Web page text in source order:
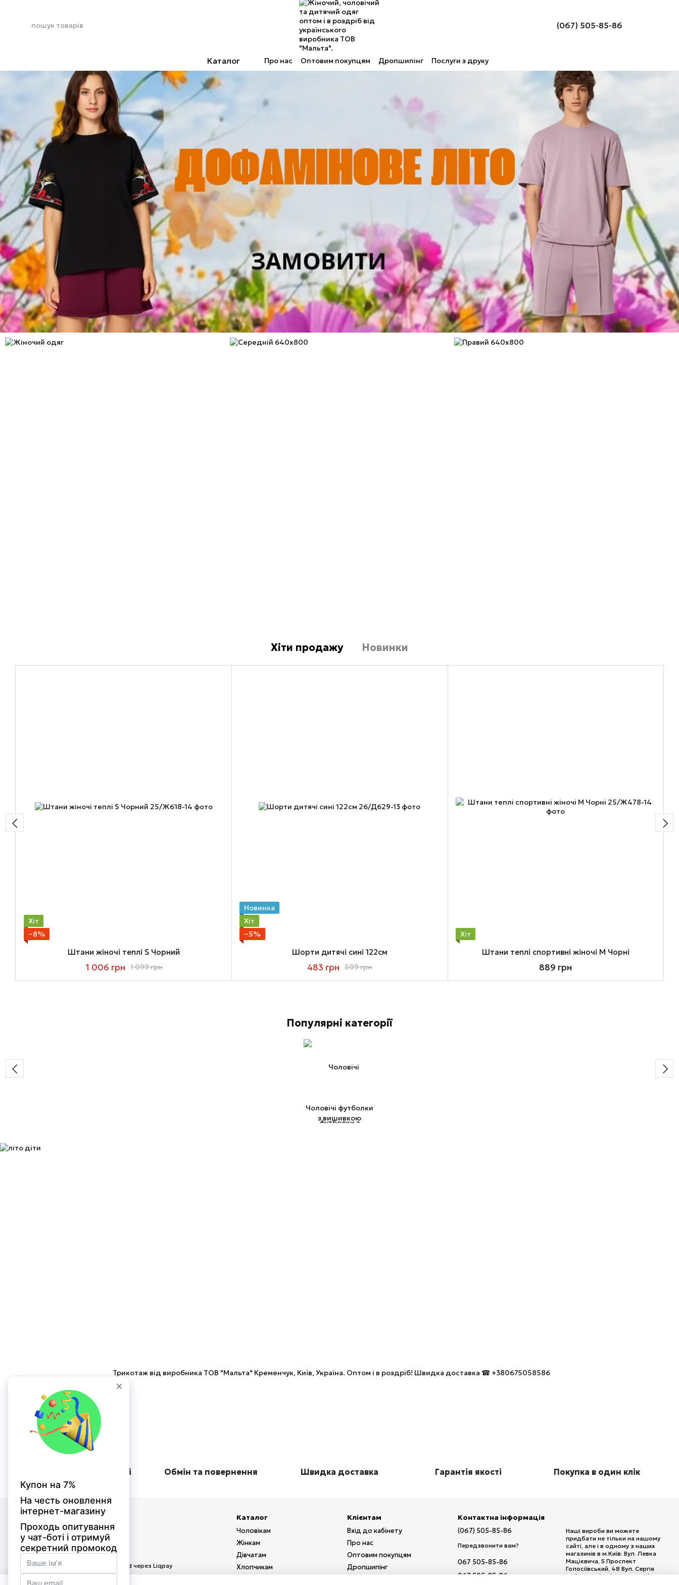
(067) 505-85-86
Каталог Про нас Оптовим покупцям Дропшипінг Послуги з друку
Хіти продажу Новинки
Хіт
−8%
Штани жіночі теплі S Чорний
1 099 грн
1 006 грн
Новинка
Хіт
−5%
Шорти дитячі сині 122см
509 грн
483 грн
Хіт
Штани теплі спортивні жіночі M Чорні
889 грн
Популярні категорії
Чоловічі футболки
з вишивкою
Трикотаж від виробника ТОВ "Мальта" Кременчук, Київ, Україна. Оптом і в роздріб! Швидка доставка ☎ +380675058586
Оплата при отриманні Обмін та повернення Швидка доставка Гарантія якості Покупка в один клік
© 2026
Приймаємо до оплати
Каталог
Чоловікам
Жінкам
Дівчатам
Хлопчикам
Клієнтам
Вхід до кабінету
Про нас
Оптовим покупцям
Дропшипінг
Контактна інформація
(067) 505-85-86
Передзвонити вам?
067 505-85-86
067 505-85-86
Наші вироби ви можете
придбати не тільки на нашому
сайті, але і в одному з наших
магазинів в м.Київ: Вул. Левка
Мацієвича, 5 Проспект
Голосіївський, 48 Вул. Сергія
Набоки, 15/20 (м. Дарниця) Вул.